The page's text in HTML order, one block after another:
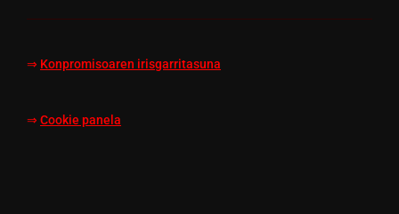
⇒ Konpromisoaren irisgarritasuna
⇒ Cookie panela